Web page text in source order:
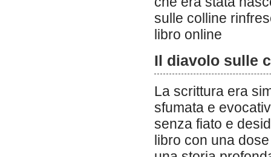
sulle colline
libro online
Il diavolo sulle
La scrittura era
sfumata e
senza fiato e
libro con una